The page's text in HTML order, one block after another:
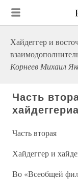
Хайдеггер и
Корнеев Михаил
Часть
Часть вторая
Хайдеггер и
Во «Всеобщей